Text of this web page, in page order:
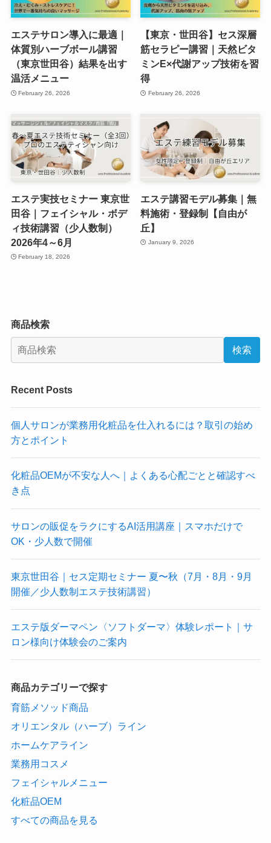
エステサロン導入に最適｜
体質別ハーブボール講習
（東京世田谷）結果を出す
温活メニュー
February 26, 2026
【東京・世田谷】セス深層
筋セラピー講習｜天然ビタ
ミンE×代謝アップ技術を習
得
February 26, 2026
エステ実技セミナー 東京世
田谷｜フェイシャル・ボデ
ィ技術講習（少人数制）
2026年4～6月
February 18, 2026
エステ講習モデル募集｜無
料施術・登録制【自由が
丘】
January 9, 2026
商品検索
検索
Recent Posts
個人サロンが業務用化粧品を仕入れるには？取引の始め
方とポイント
化粧品OEMが不安な人へ｜よくある心配ごとと確認すべ
き点
サロンの販促をラクにするAI活用講座｜スマホだけで
OK・少人数で開催
東京世田谷｜セス定期セミナー 夏〜秋（7月・8月・9月
開催／少人数制エステ技術講習）
エステ版ダーマペン〈ソフトダーマ〉体験レポート｜サ
ロン様向け体験会のご案内
商品カテゴリーで探す
育筋メソッド商品
オリエンタル（ハーブ）ライン
ホームケアライン
業務用コスメ
フェイシャルメニュー
化粧品OEM
すべての商品を見る